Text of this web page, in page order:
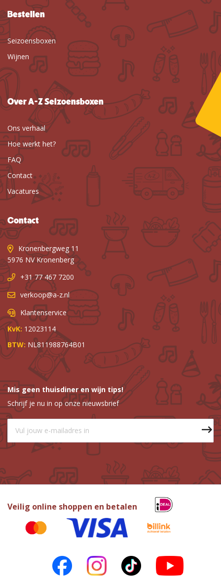
Bestellen
Seizoensboxen
Wijnen
Over A-Z Seizoensboxen
Ons verhaal
Hoe werkt het?
FAQ
Contact
Vacatures
Contact
Kronenbergweg 11
5976 NV Kronenberg
+31 77 467 7200
verkoop@a-z.nl
Klantenservice
KvK: 12023114
BTW: NL811988764B01
Mis geen thuisdiner en wijn tips!
Schrijf je nu in op onze nieuwsbrief
Veilig online shoppen en betalen